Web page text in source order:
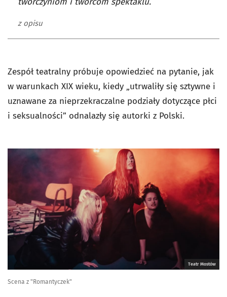
z opisu
Zespół teatralny próbuje opowiedzieć na pytanie, jak
w warunkach XIX wieku, kiedy „utrwaliły się sztywne i
uznawane za nieprzekraczalne podziały dotyczące płci
i seksualności” odnalazły się autorki z Polski.
Teatr Mostów
Scena z "Romantyczek"